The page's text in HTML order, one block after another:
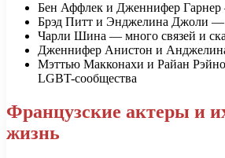
Бен Аффлек и Дженнифер Гарнер
Брэд Питт и Энджелина Джоли —
Чарли Шина — много связей и
Дженнифер Анистон и
Мэттью Макконахи и Райан
LGBT-сообщества
Французские актеры и
жизнь